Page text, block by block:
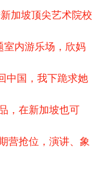
加坡顶尖艺术院校
室内游乐场，欣妈
中国，我下跪求她
，在新加坡也可
营抢位，演讲、象